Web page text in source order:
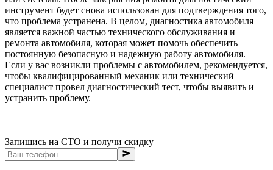
инструмент будет снова использован для подтверждения того,
что проблема устранена. В целом, диагностика автомобиля
является важной частью технического обслуживания и
ремонта автомобиля, которая может помочь обеспечить
постоянную безопасную и надежную работу автомобиля.
Если у вас возникли проблемы с автомобилем, рекомендуется,
чтобы квалифицированный механик или технический
специалист провел диагностический тест, чтобы выявить и
устранить проблему.
Запишись на СТО и получи скидку